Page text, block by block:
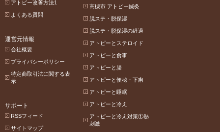
高槻市 アトピー鍼灸
脱ステ・脱保湿
脱ステ・脱保湿の経過
アトピーとステロイド
アトピーと食事
アトピーと腸
アトピーと便秘・下痢
アトピーと睡眠
アトピーと冷え
アトピーと冷え対策①熱
刺激
アトピー改善方法1
よくある質問
運営元情報
会社概要
プライバシーポリシー
特定商取引法に関する表
示
サポート
RSSフィード
サイトマップ